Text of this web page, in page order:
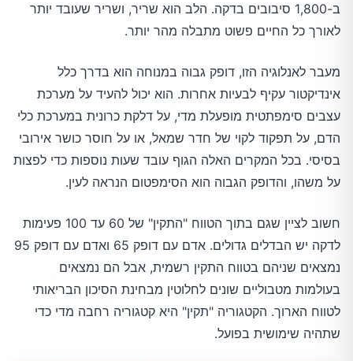
ב-1,800 סיבובים בדקה. הלב הוא שריר, ושריר שעובד יותר
לאורך כל החיים פשוט מתבלה מהר יותר.
מעבר לאנלוגיה הזו, דופק גבוה במנוחה הוא בדרך כלל
אינדיקטור עקיף לבעיות אחרות. הוא יכול להעיד על מערכת
עצבים סימפתטית מופעלת מדי, על דלקת כרונית במערכת כלי
הדם, על תפקוד לקוי של חדר שמאל, או על חוסר כושר אירובי
בסיסי. בכל המקרים האלה הגוף עובד שעות נוספות כדי לפצות
על משהו, והדופק הגבוה הוא הסימפטום הנראה לעין.
חשוב לציין שגם בתוך הטווח "התקין" של 60 עד 100 פעימות
לדקה יש הבדלים גדולים. אדם עם דופק 65 ואדם עם דופק 95
נמצאים שניהם בטווח התקין רשמית, אבל הם נמצאים
בעולמות מטבוליים שונים לחלוטין מבחינת הסיכון הבריאותי
לטווח הארוך. הקטגוריה "תקין" היא קטגוריה רחבה מדי כדי
שתהיה שימושית בפועל.